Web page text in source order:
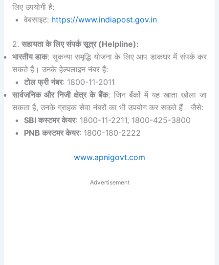
लिए उपयोगी है:
वेबसाइट: https://www.indiapost.gov.in
2. सहायता के लिए संपर्क सूत्र (Helpline):
भारतीय डाक: सुकन्या समृद्धि योजना के लिए आप डाकघर में संपर्क कर
सकते हैं। उनके हेल्पलाइन नंबर हैं:
टोल फ्री नंबर: 1800-11-2011
सार्वजनिक और निजी क्षेत्र के बैंक: जिन बैंकों में यह खाता खोला जा
सकता है, उनके ग्राहक सेवा नंबरों का भी उपयोग कर सकते हैं। जैसे:
SBI कस्टमर केयर: 1800-11-2211, 1800-425-3800
PNB कस्टमर केयर: 1800-180-2222
www.apnigovt.com
Advertisement